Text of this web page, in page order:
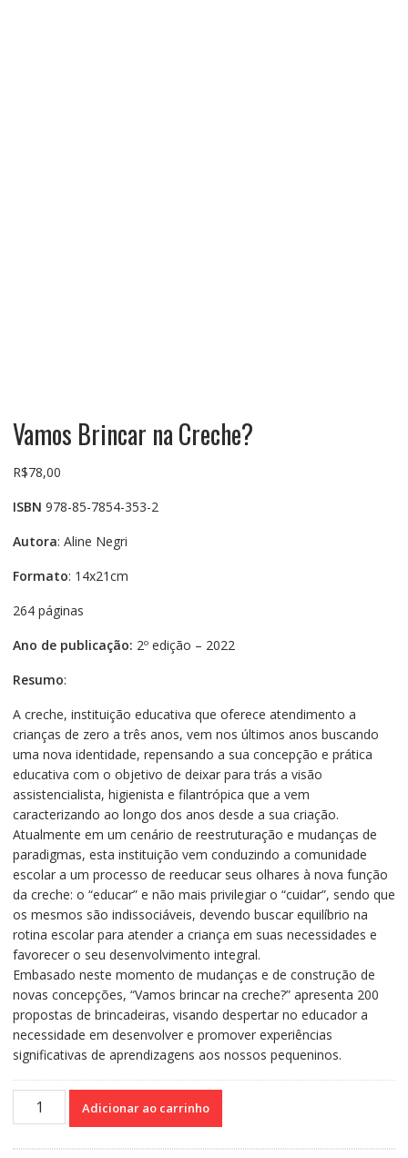
Vamos Brincar na Creche?
R$78,00
ISBN 978-85-7854-353-2
Autora: Aline Negri
Formato: 14x21cm
264 páginas
Ano de publicação: 2º edição – 2022
Resumo:
A creche, instituição educativa que oferece atendimento a
crianças de zero a três anos, vem nos últimos anos buscando
uma nova identidade, repensando a sua concepção e prática
educativa com o objetivo de deixar para trás a visão
assistencialista, higienista e filantrópica que a vem
caracterizando ao longo dos anos desde a sua criação.
Atualmente em um cenário de reestruturação e mudanças de
paradigmas, esta instituição vem conduzindo a comunidade
escolar a um processo de reeducar seus olhares à nova função
da creche: o “educar” e não mais privilegiar o “cuidar”, sendo que
os mesmos são indissociáveis, devendo buscar equilíbrio na
rotina escolar para atender a criança em suas necessidades e
favorecer o seu desenvolvimento integral.
Embasado neste momento de mudanças e de construção de
novas concepções, “Vamos brincar na creche?” apresenta 200
propostas de brincadeiras, visando despertar no educador a
necessidade em desenvolver e promover experiências
significativas de aprendizagens aos nossos pequeninos.
Vamos
Brincar
Adicionar ao carrinho